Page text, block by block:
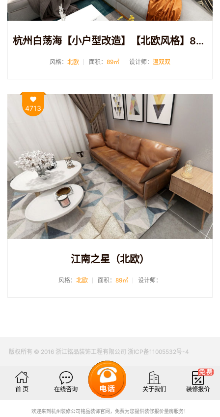
杭州白荡海【小户型改造】【北欧风格】89方
风格： 北欧 面积： 89㎡ 设计师： 温双双
4713
江南之星（北欧）
风格： 北欧 面积： 89㎡ 设计师：
版权所有 © 2016 浙江铭品装饰工程有限公司 浙ICP备11005532号-4
首 页 在线咨询 关于我们 装修报价
欢迎来到杭州装修公司铭品装饰官网，免费为您提供装修报价量房服务！